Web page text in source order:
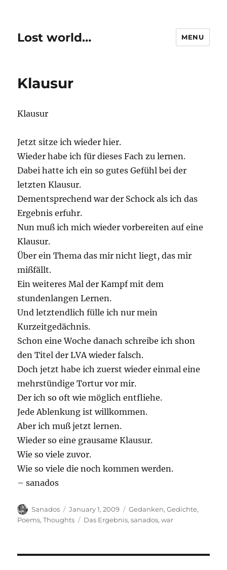
Lost world… MENU
Klausur
Klausur
Jetzt sitze ich wieder hier.
Wieder habe ich für dieses Fach zu lernen.
Dabei hatte ich ein so gutes Gefühl bei der
letzten Klausur.
Dementsprechend war der Schock als ich das
Ergebnis erfuhr.
Nun muß ich mich wieder vorbereiten auf eine
Klausur.
Über ein Thema das mir nicht liegt, das mir
mißfällt.
Ein weiteres Mal der Kampf mit dem
stundenlangen Lernen.
Und letztendlich fülle ich nur mein
Kurzeitgedächnis.
Schon eine Woche danach schreibe ich shon
den Titel der LVA wieder falsch.
Doch jetzt habe ich zuerst wieder einmal eine
mehrstündige Tortur vor mir.
Der ich so oft wie möglich entfliehe.
Jede Ablenkung ist willkommen.
Aber ich muß jetzt lernen.
Wieder so eine grausame Klausur.
Wie so viele zuvor.
Wie so viele die noch kommen werden.
– sanados
Author
Sanados
Posted
on
January 1, 2009 Categories
Gedanken,Gedichte,
Poems,Thoughts Tags
Das Ergebnis,sanados,war